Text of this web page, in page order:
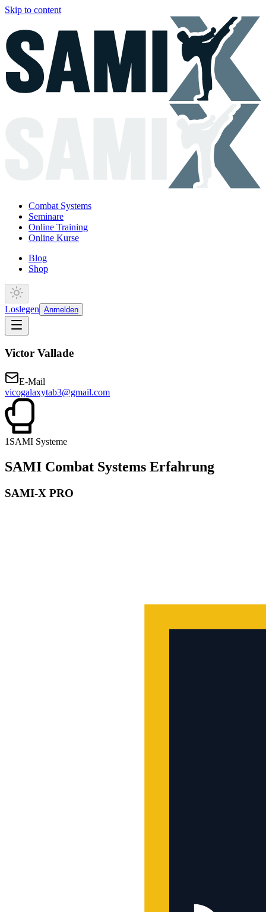
Skip to content
Combat Systems
Seminare
Online Training
Online Kurse
Blog
Shop
Loslegen Anmelden
Victor Vallade
E-Mail
vicogalaxytab3@gmail.com
1SAMI Systeme
SAMI Combat Systems Erfahrung
SAMI-X PRO